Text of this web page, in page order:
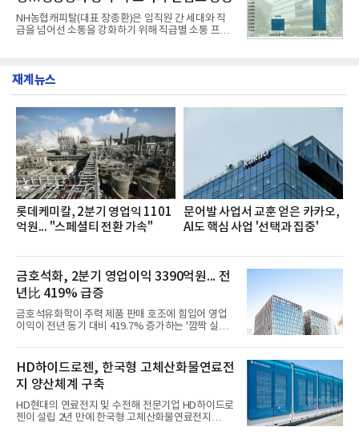
전문점을 직접 찾아 다니며 최적의 육수 비율을 완성
했다. 자극적이지 않으면서도 깊은 닭육수에 마늘의
개운한 풍미를 더했으며, 국물이 잘 배어들면서도 쫄
서도
NH농협캐피탈(대표 장종환)은 임직원 간 세대와 직
급을 넘어선 소통을 강화하기 위해 직급별 소통 프로
영지원부 홍보팀과 2026년 새로이(e)＊가 공동 주관
쳐 진행됐다.참고로 새로이(e)는 NH농협캐피탈 MZ
세대들로(과장~계장) 구성된 자율 참여조직으로, 조
직문화 혁신과 업무 효율성 향상을 위한 다양한 활동
을 추진하며,새로운 변화와 이로운 영향력을 조직전
반에 전파하는 역할
재계뉴스
롯데케미칼, 2분기 영업익 1101
억원... "스페셜티 전환 가속"
문어발 사업서 교훈 얻은 카카오,
AI도 핵심 사업 '선택과 집중'
금호석화, 2분기 영업이익 3390억원... 전
년比 419% 급증
금호석유화학이 주력 제품 판매 호조에 힘입어 영업
이익이 전년 동기 대비 419.7% 증가하는 '깜짝 실
업이익이 3390억원으로 지난해 동기보다 419.7% 증
가한 것으로 잠정 집계됐다고 7일 공시했다.매출은 2
조2682억원으로 지난해 동기 대비 27.9% 증가했다.
순이익은 3004억원으로 420.4% 늘었다.이번 호실적
은 주력 제품인 NB라텍스와 합성수지 판매 호조가 견
인한 것으로 풀이된다. 미국의 중국산 의료용 고무장
갑 관세 인상 이후 동남아 장갑업체의 가동률이 높아
HD하이드로젠, 한국형 고체산화물연료전
지 양산체계 구축
HD현대의 연료전지 및 수전해 전문기업 HD하이드로
젠이 설립 2년 만에 한국형 고체산화물연료전지